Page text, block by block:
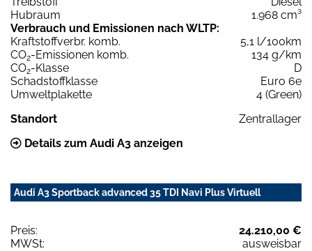
Hubraum
1.968 cm³
Verbrauch und Emissionen nach WLTP:
Kraftstoffverbr. komb.
5,1 l/100km
CO2-Emissionen komb.
134 g/km
CO2-Klasse
D
Schadstoffklasse
Euro 6e
Umweltplakette
4 (Green)
Standort
Zentrallager
Details zum Audi A3 anzeigen
Audi A3 Sportback advanced 35 TDI Navi Plus Virtuell
Preis:
24.210,00 €
MWSt:
ausweisbar